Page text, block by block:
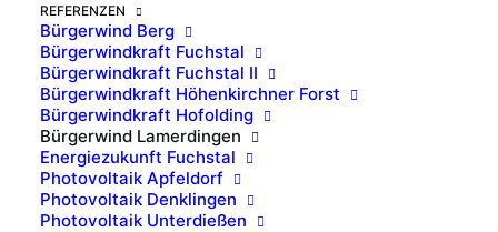
REFERENZEN
Bürgerwind Berg
Bürgerwindkraft Fuchstal
Bürgerwindkraft Fuchstal II
Bürgerwindkraft Höhenkirchner Forst
Bürgerwindkraft Hofolding
Bürgerwind Lamerdingen
Energiezukunft Fuchstal
Photovoltaik Apfeldorf
Photovoltaik Denklingen
Photovoltaik Unterdießen